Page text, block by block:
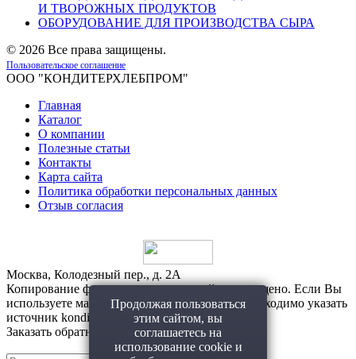
И ТВОРОЖНЫХ ПРОДУКТОВ
ОБОРУДОВАНИЕ ДЛЯ ПРОИЗВОДСТВА СЫРА
© 2026 Все права защищены.
Пользовательское соглашение
ООО "КОНДИТЕРХЛЕБПРОМ"
Главная
Каталог
О компании
Полезные статьи
Контакты
Карта сайта
Политика обработки персональных данных
Отзыв согласия
Москва, Колодезный пер., д. 2А
Копирование фото и материалов с сайта запрещено. Если Вы
используете материалы с нашего сайта, то необходимо указать
источник konditerhlebprom.ru
Продолжая пользоваться
этим сайтом, вы
соглашаетесь на
использование cookie и
Заказать обратный звонок!